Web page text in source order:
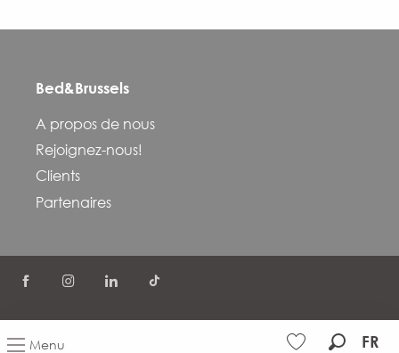
Menu FR
Bed&Brussels
A propos de nous
Rejoignez-nous!
Clients
Partenaires
FAQ
Gestion du consentement